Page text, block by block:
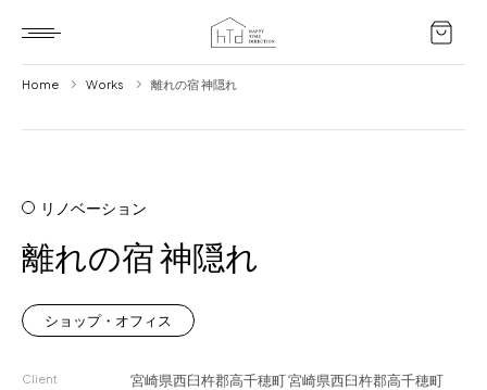
Home
Item
Brand
Home Works 離れの宿 神隠れ
リノベーション
離れの宿 神隠れ
ショップ・オフィス
Client 宮崎県西臼杵郡高千穂町宮崎県西臼杵郡高千穂町